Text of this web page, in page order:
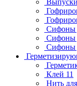
Сифоны
Сифоны
Сифоны
Клей 11
Нить